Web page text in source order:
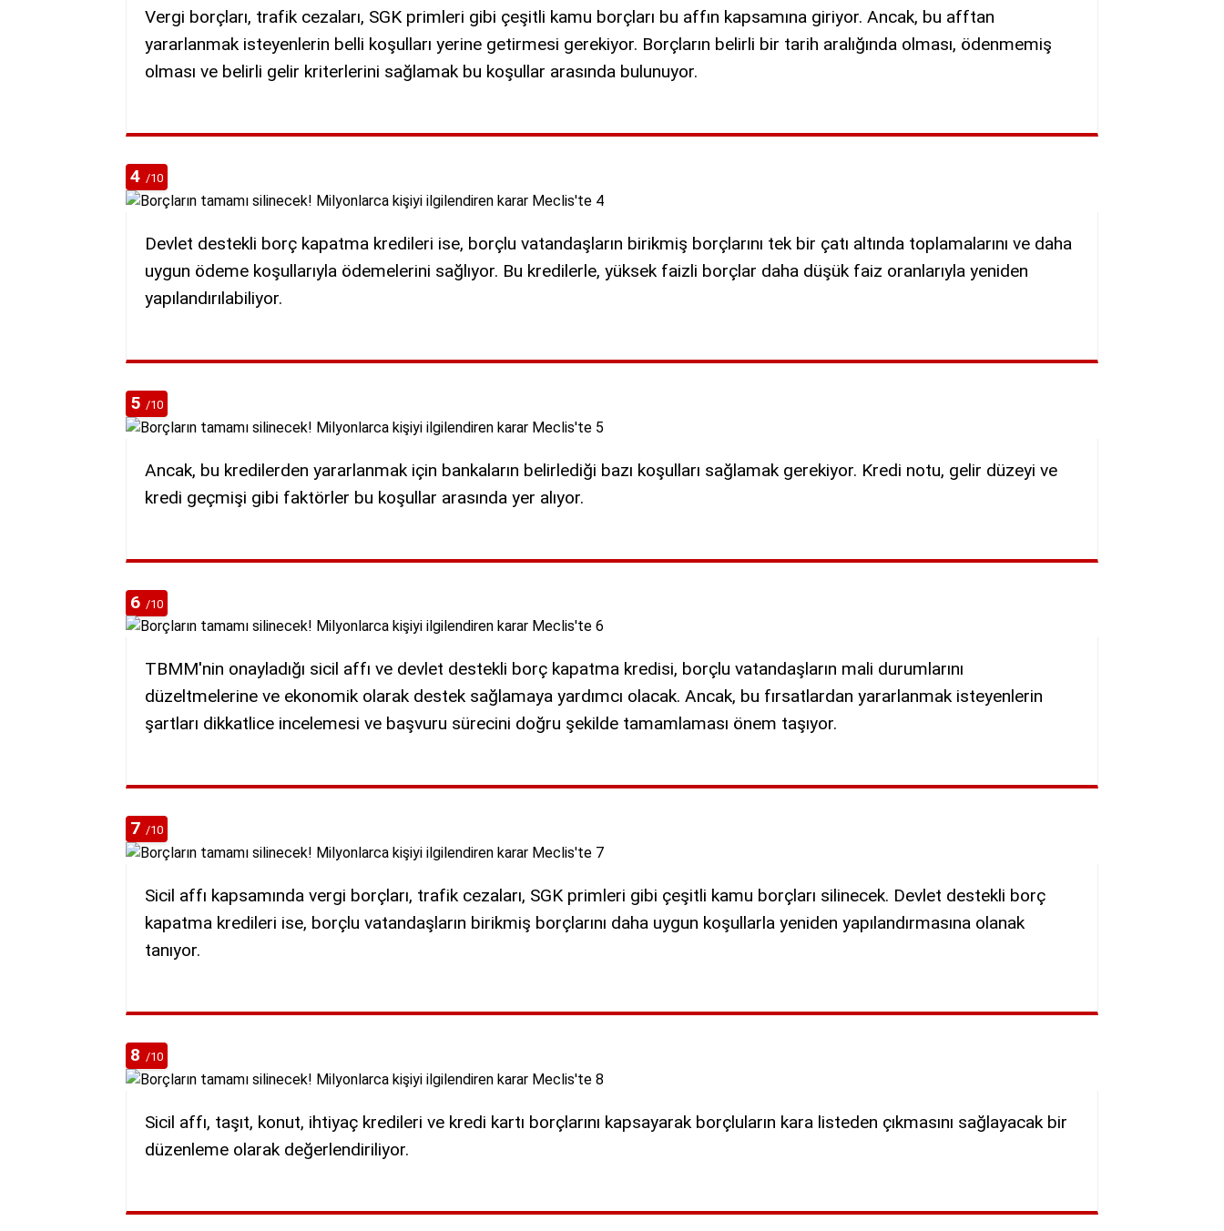
Vergi borçları, trafik cezaları, SGK primleri gibi çeşitli kamu borçları bu affın kapsamına giriyor. Ancak, bu afftan
yararlanmak isteyenlerin belli koşulları yerine getirmesi gerekiyor. Borçların belirli bir tarih aralığında olması, ödenmemiş
olması ve belirli gelir kriterlerini sağlamak bu koşullar arasında bulunuyor.
4 /10
Devlet destekli borç kapatma kredileri ise, borçlu vatandaşların birikmiş borçlarını tek bir çatı altında toplamalarını ve daha
uygun ödeme koşullarıyla ödemelerini sağlıyor. Bu kredilerle, yüksek faizli borçlar daha düşük faiz oranlarıyla yeniden
yapılandırılabiliyor.
5 /10
Ancak, bu kredilerden yararlanmak için bankaların belirlediği bazı koşulları sağlamak gerekiyor. Kredi notu, gelir düzeyi ve
kredi geçmişi gibi faktörler bu koşullar arasında yer alıyor.
6 /10
TBMM'nin onayladığı sicil affı ve devlet destekli borç kapatma kredisi, borçlu vatandaşların mali durumlarını
düzeltmelerine ve ekonomik olarak destek sağlamaya yardımcı olacak. Ancak, bu fırsatlardan yararlanmak isteyenlerin
şartları dikkatlice incelemesi ve başvuru sürecini doğru şekilde tamamlaması önem taşıyor.
7 /10
Sicil affı kapsamında vergi borçları, trafik cezaları, SGK primleri gibi çeşitli kamu borçları silinecek. Devlet destekli borç
kapatma kredileri ise, borçlu vatandaşların birikmiş borçlarını daha uygun koşullarla yeniden yapılandırmasına olanak
tanıyor.
8 /10
Sicil affı, taşıt, konut, ihtiyaç kredileri ve kredi kartı borçlarını kapsayarak borçluların kara listeden çıkmasını sağlayacak bir
düzenleme olarak değerlendiriliyor.